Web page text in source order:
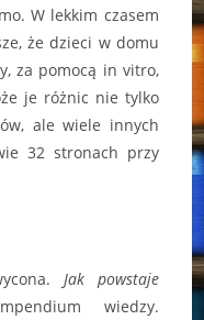
W lekkim czasem
że dzieci w domu
za pomocą in vitro,
je różnic nie tylko
ale wiele innych
32 stronach przy
Jak powstaje
wiedzy.